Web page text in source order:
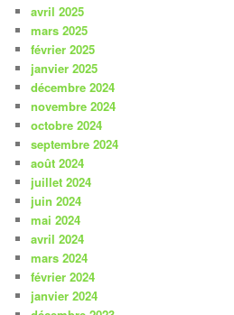
avril 2025
mars 2025
février 2025
janvier 2025
décembre 2024
novembre 2024
octobre 2024
septembre 2024
août 2024
juillet 2024
juin 2024
mai 2024
avril 2024
mars 2024
février 2024
janvier 2024